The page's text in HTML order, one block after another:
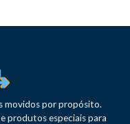
movidos por propósito.
produtos especiais para